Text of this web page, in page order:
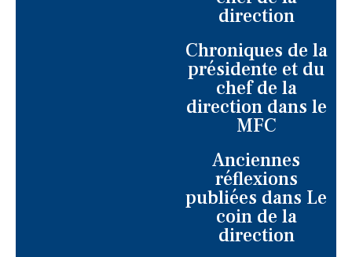
direction
Chroniques de la
présidente et du
chef de la
direction dans le
MFC
Anciennes
réflexions
publiées dans Le
coin de la
direction